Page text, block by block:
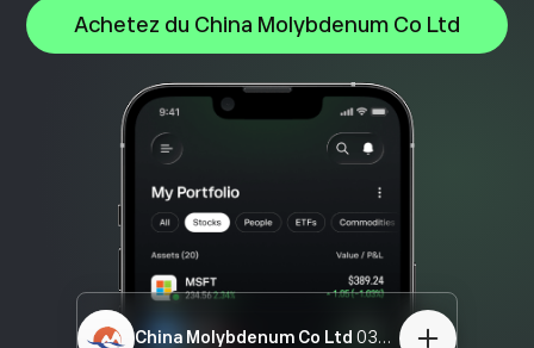
Achetez du China Molybdenum Co Ltd
China Molybdenum Co Ltd 03993.HK